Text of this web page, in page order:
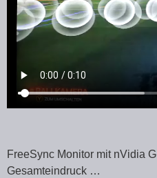
FreeSync Monitor mit nVidia
Gesamteindruck …